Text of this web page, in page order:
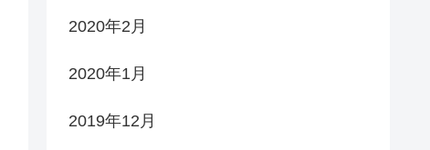
2020年2月
2020年1月
2019年12月